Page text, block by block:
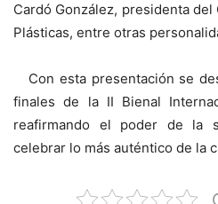
Cardó González, presidenta
Plásticas, entre otras
Con esta presentación se
finales de la II Bienal
reafirmando el poder de la
celebrar lo más auténtico de la